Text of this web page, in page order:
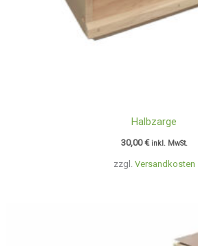
zzgl. Versandkosten
Halbzarge
30,00€ inkl. MwSt.